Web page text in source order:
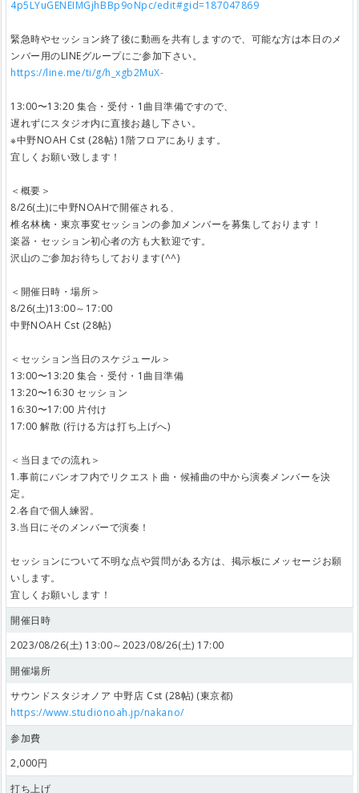
4p5LYuGENEIMGjhBBp9oNpc/edit#gid=187047869
緊急時やセッション終了後に動画を共有しますので、可能な方は本日のメ
ンバー用のLINEグループにご参加下さい。
https://line.me/ti/g/h_xgb2MuX-
13:00〜13:20 集合・受付・1曲目準備ですので、
遅れずにスタジオ内に直接お越し下さい。
※中野NOAH Cst (28帖) 1階フロアにあります。
宜しくお願い致します！
＜概要＞
8/26(土)に中野NOAHで開催される、
椎名林檎・東京事変セッションの参加メンバーを募集しております！
楽器・セッション初心者の方も大歓迎です。
沢山のご参加お待ちしております(^^)
＜開催日時・場所＞
8/26(土)13:00～17:00
中野NOAH Cst (28帖)
＜セッション当日のスケジュール＞
13:00〜13:20 集合・受付・1曲目準備
13:20〜16:30 セッション
16:30〜17:00 片付け
17:00 解散 (行ける方は打ち上げへ)
＜当日までの流れ＞
1.事前にバンオフ内でリクエスト曲・候補曲の中から演奏メンバーを決
定。
2.各自で個人練習。
3.当日にそのメンバーで演奏！
セッションについて不明な点や質問がある方は、掲示板にメッセージお願
いします。
宜しくお願いします！
開催日時
2023/08/26(土) 13:00～2023/08/26(土) 17:00
開催場所
サウンドスタジオノア 中野店 Cst (28帖) (東京都)
https://www.studionoah.jp/nakano/
参加費
2,000円
打ち上げ